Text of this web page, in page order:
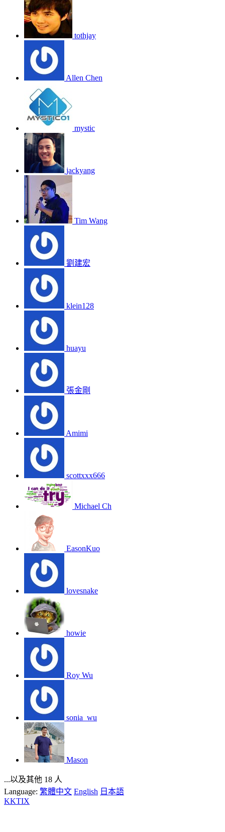
tothjay
Allen Chen
mystic
jackyang
Tim Wang
劉建宏
klein128
huayu
張金剛
Amimi
scottxxx666
Michael Ch
EasonKuo
lovesnake
howie
Roy Wu
sonia_wu
Mason
...以及其他 18 人
Language: 繁體中文 English 日本語
KKTIX